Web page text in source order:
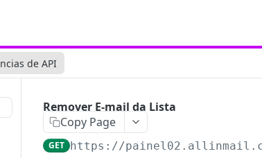
de API
Remover E-mail da Lista
Copy Page
GET https://